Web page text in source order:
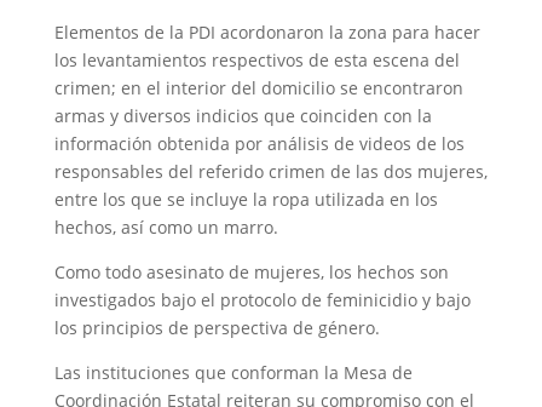
Elementos de la PDI acordonaron la zona para hacer
los levantamientos respectivos de esta escena del
crimen; en el interior del domicilio se encontraron
armas y diversos indicios que coinciden con la
información obtenida por análisis de videos de los
responsables del referido crimen de las dos mujeres,
entre los que se incluye la ropa utilizada en los
hechos, así como un marro.
Como todo asesinato de mujeres, los hechos son
investigados bajo el protocolo de feminicidio y bajo
los principios de perspectiva de género.
Las instituciones que conforman la Mesa de
Coordinación Estatal reiteran su compromiso con el